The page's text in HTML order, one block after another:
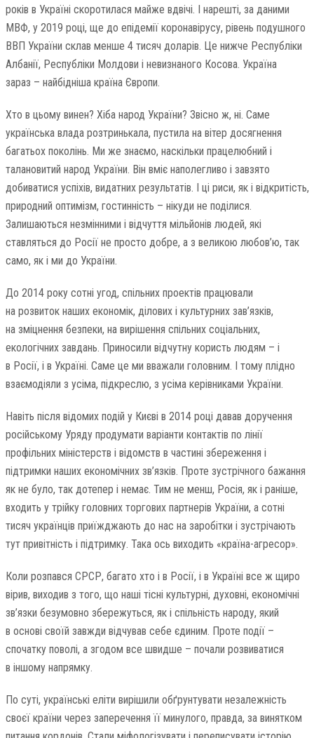
років в Україні скоротилася майже вдвічі. І нарешті, за даними
МВФ, у 2019 році, ще до епідемії коронавірусу, рівень подушного
ВВП України склав менше 4 тисяч доларів. Це нижче Республіки
Албанії, Республіки Молдови і невизнаного Косова. Україна
зараз – найбідніша країна Європи.
Хто в цьому винен? Хіба народ України? Звісно ж, ні. Саме
українська влада розтринькала, пустила на вітер досягнення
багатьох поколінь. Ми же знаємо, наскільки працелюбний і
талановитий народ України. Він вміє наполегливо і завзято
добиватися успіхів, видатних результатів. І ці риси, як і відкритість,
природний оптимізм, гостинність – нікуди не поділися.
Залишаються незмінними і відчуття мільйонів людей, які
ставляться до Росії не просто добре, а з великою любов’ю, так
само, як і ми до України.
До 2014 року сотні угод, спільних проектів працювали
на розвиток наших економік, ділових і культурних зав’язків,
на зміцнення безпеки, на вирішення спільних соціальних,
екологічних завдань. Приносили відчутну користь людям – і
в Росії, і в Україні. Саме це ми вважали головним. І тому плідно
взаємодіяли з усіма, підкреслю, з усіма керівниками України.
Навіть після відомих подій у Києві в 2014 році давав доручення
російському Уряду продумати варіанти контактів по лінії
профільних міністерств і відомств в частині збереження і
підтримки наших економічних зв’язків. Проте зустрічного бажання
як не було, так дотепер і немає. Тим не менш, Росія, як і раніше,
входить у трійку головних торгових партнерів України, а сотні
тисяч українців приїжджають до нас на заробітки і зустрічають
тут привітність і підтримку. Така ось виходить «країна-агресор».
Коли розпався СРСР, багато хто і в Росії, і в Україні все ж щиро
вірив, виходив з того, що наші тісні культурні, духовні, економічні
зв’язки безумовно збережуться, як і спільність народу, який
в основі своїй завжди відчував себе єдиним. Проте події –
спочатку поволі, а згодом все швидше – почали розвиватися
в іншому напрямку.
По суті, українські еліти вирішили обґрунтувати незалежність
своєї країни через заперечення її минулого, правда, за винятком